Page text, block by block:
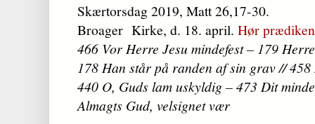
Skærtorsdag 2019, Matt 26,17-30.
Broager Kirke, d. 18. april. Hør
466 Vor Herre Jesu mindefest – 179
178 Han står på randen af sin grav //
440 O, Guds lam uskyldig – 473 Dit
Almagts Gud, velsignet vær